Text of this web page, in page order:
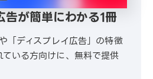
告が簡単にわかる1冊
「ディスプレイ広告」の特徴
いる方向けに、無料で提供